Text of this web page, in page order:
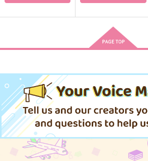
作品詳細 作品詳細
モンつなとつなしくん
のふゆじたく
【呪詛車アンソロジ
ー】錆色パラドクス
※クリアしおり付き